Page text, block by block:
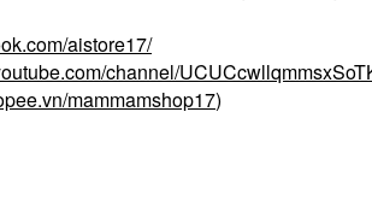
aistore17/
channel/
mammamshop17)